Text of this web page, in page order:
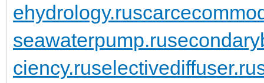
ehydrology.ru
seawaterpump.ru
ciency.ruselectivediffuser.ru